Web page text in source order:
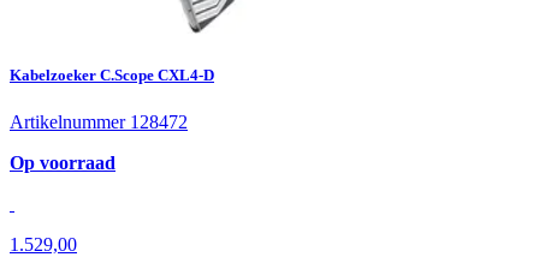
Kabelzoeker C.Scope CXL4-D
Artikelnummer 128472
Op voorraad
1.529,00